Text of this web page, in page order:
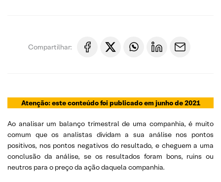
Compartilhar:
Atenção: este conteúdo foi publicado em junho de 2021
Ao analisar um balanço trimestral de uma companhia, é muito
comum que os analistas dividam a sua análise nos pontos
positivos, nos pontos negativos do resultado, e cheguem a uma
conclusão da análise, se os resultados foram bons, ruins ou
neutros para o preço da ação daquela companhia.